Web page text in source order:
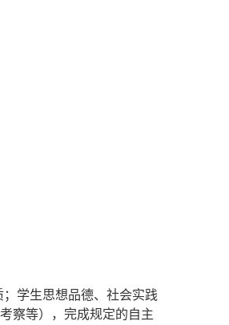
学生思想品德、社会实践
察等），完成规定的自主